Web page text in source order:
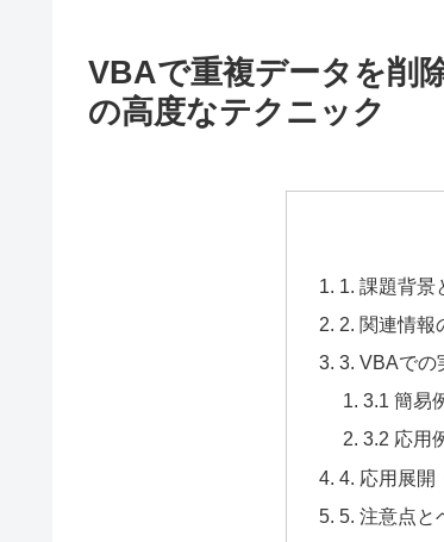
VBAで重複データを削
の高度なテクニック
1. 課題背景
2. 関連情報
3. VBAでの
3.1 簡易
3.2 応用
4. 応用展開
5. 注意点と